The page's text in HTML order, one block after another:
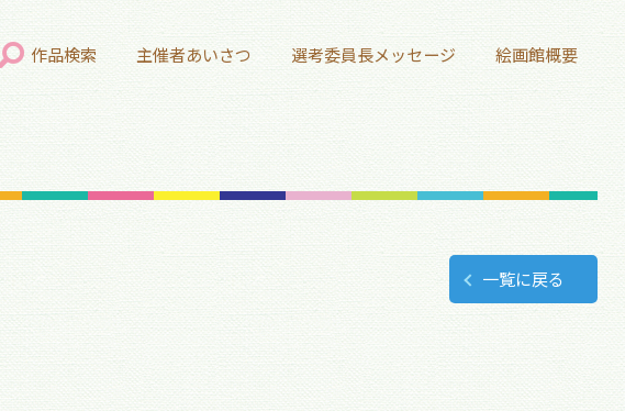
作品検索 主催者あいさつ 選考委員長メッセージ 絵画館概要
一覧に戻る